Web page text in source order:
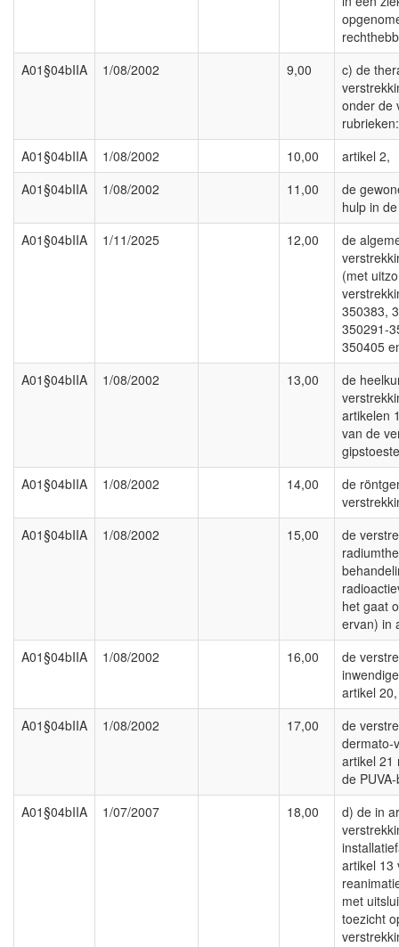
A01§04bIIA
1/08/2002 9,00
c) de
onder de
rubrieken:
A01§04bIIA
1/08/2002 10,00
artikel 2,
A01§04bIIA
1/08/2002 11,00
de
hulp in
A01§04bIIA
1/11/2025 12,00
de
(met
350383,
350291-
350405
A01§04bIIA
1/08/2002 13,00
de
artikelen
van de
A01§04bIIA
1/08/2002 14,00
de
A01§04bIIA
1/08/2002 15,00
de
het gaat
ervan) in
A01§04bIIA
1/08/2002 16,00
de
artikel 20,
A01§04bIIA
1/08/2002 17,00
de
dermato-
artikel 21
de
A01§04bIIA
1/07/2007 18,00
d) de in
artikel 13
met
toezicht